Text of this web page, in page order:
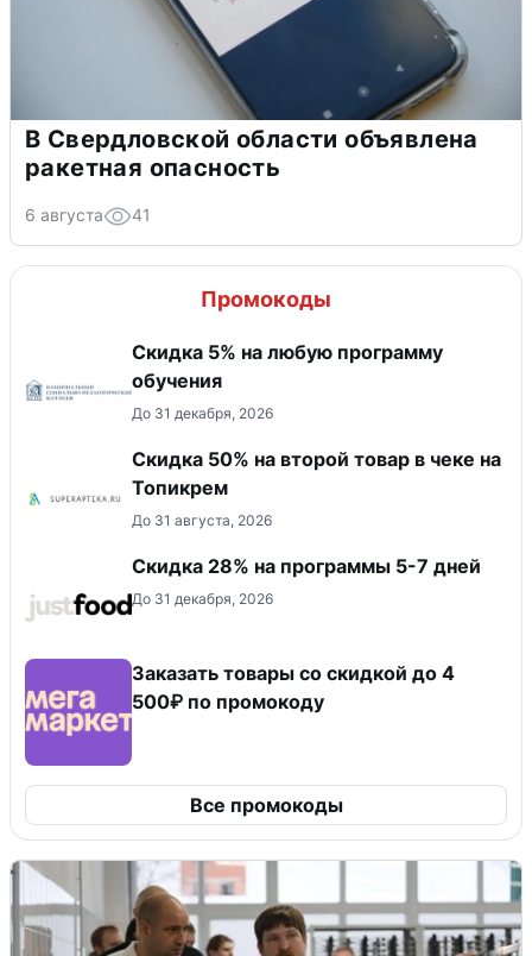
В Свердловской области объявлена
ракетная опасность
6 августа 41
Промокоды
Скидка 5% на любую программу
обучения
До 31 декабря, 2026
Скидка 50% на второй товар в чеке на
Топикрем
До 31 августа, 2026
Скидка 28% на программы 5-7 дней
До 31 декабря, 2026
Заказать товары со скидкой до 4
500₽ по промокоду
Все промокоды